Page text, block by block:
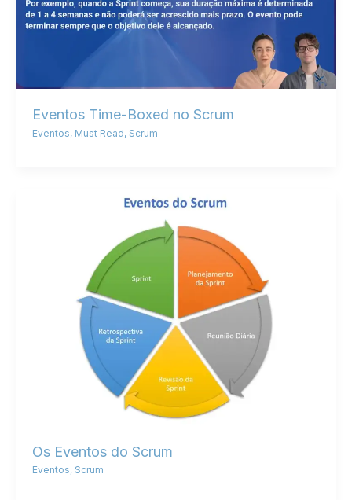
Eventos Time-Boxed no Scrum
Eventos, Must Read, Scrum
Os Eventos do Scrum
Eventos, Scrum